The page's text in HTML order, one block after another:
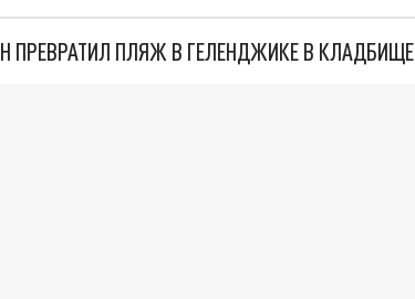
ПРЕВРАТИЛ ПЛЯЖ В ГЕЛЕНДЖИКЕ В КЛАДБИЩЕ